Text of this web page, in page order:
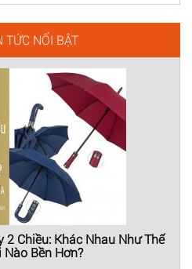
TỨC NỔI BẬT
2 Chiều: Khác Nhau Như Thế
Nào Bền Hơn?